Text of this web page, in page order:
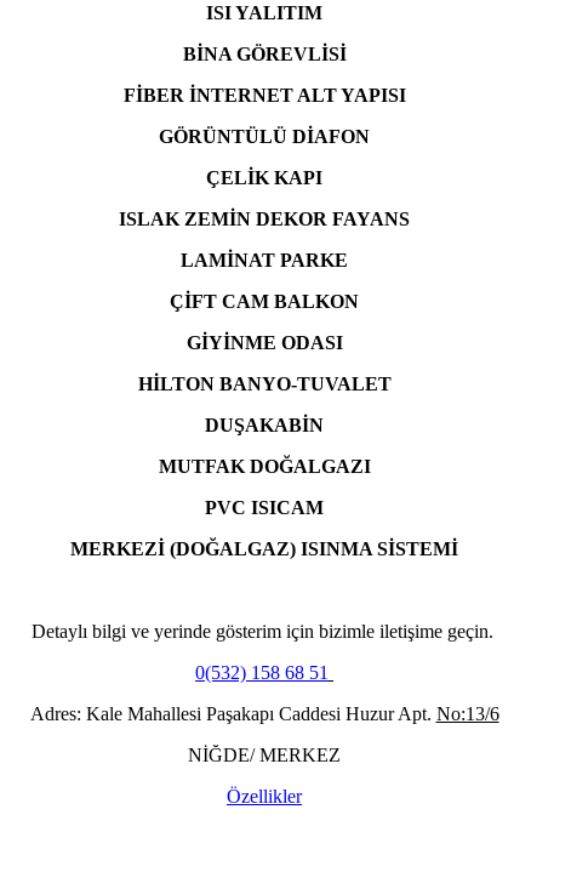
ISI YALITIM
BİNA GÖREVLİSİ
FİBER İNTERNET ALT YAPISI
GÖRÜNTÜLÜ DİAFON
ÇELİK KAPI
ISLAK ZEMİN DEKOR FAYANS
LAMİNAT PARKE
ÇİFT CAM BALKON
GİYİNME ODASI
HİLTON BANYO-TUVALET
DUŞAKABİN
MUTFAK DOĞALGAZI
PVC ISICAM
MERKEZİ (DOĞALGAZ) ISINMA SİSTEMİ
Detaylı bilgi ve yerinde gösterim için bizimle iletişime geçin.
0(532) 158 68 51
Adres: Kale Mahallesi Paşakapı Caddesi Huzur Apt. No:13/6
NİĞDE/ MERKEZ
Özellikler